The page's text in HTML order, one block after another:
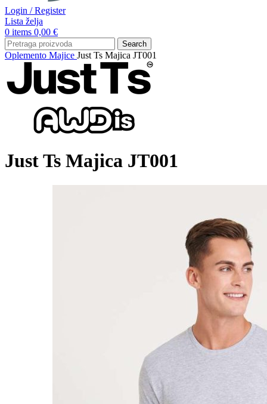
Login / Register
Lista želja
0 items 0,00 €
Search
Oplemento Majice Just Ts Majica JT001
Just Ts Majica JT001